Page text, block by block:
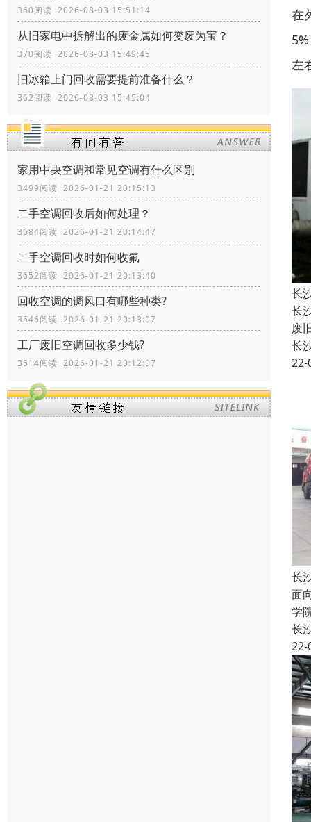
360阅读 2026-08-03 15:51:14
从旧家电中拆解出的废金属如何变废为宝？
370阅读 2026-08-03 15:49:45
旧冰箱上门回收需要提前准备什么？
362阅读 2026-08-03 15:45:04
家用中央空调和常见空调有什么区别
3499阅读 2026-01-21 20:15:13
二手空调回收后如何处理？
3684阅读 2026-01-21 20:14:47
二手空调回收时如何收氟
3652阅读 2026-01-21 20:13:40
回收空调的调风口有哪些种类?
3546阅读 2026-01-21 20:13:07
工厂废旧空调回收多少钱?
3614阅读 2026-01-21 20:12:07
在
左
长
长
废
长
22-
长
面
学
长
22-